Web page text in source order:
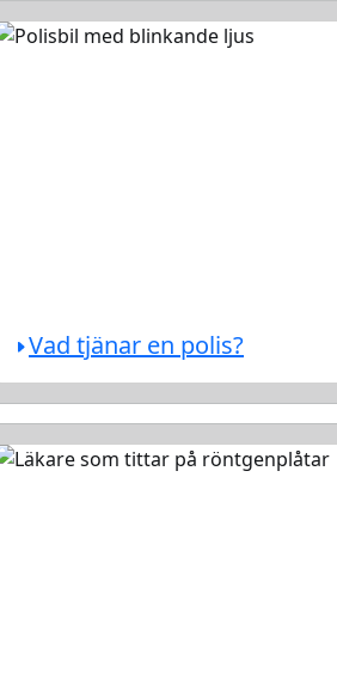
Vad tjänar en polis?